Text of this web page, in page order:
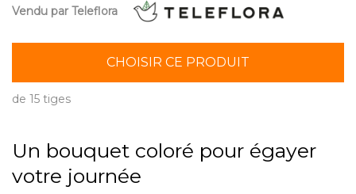
Vendu par Teleflora
CHOISIR CE PRODUIT
de 15 tiges
Un bouquet coloré pour égayer
votre journée